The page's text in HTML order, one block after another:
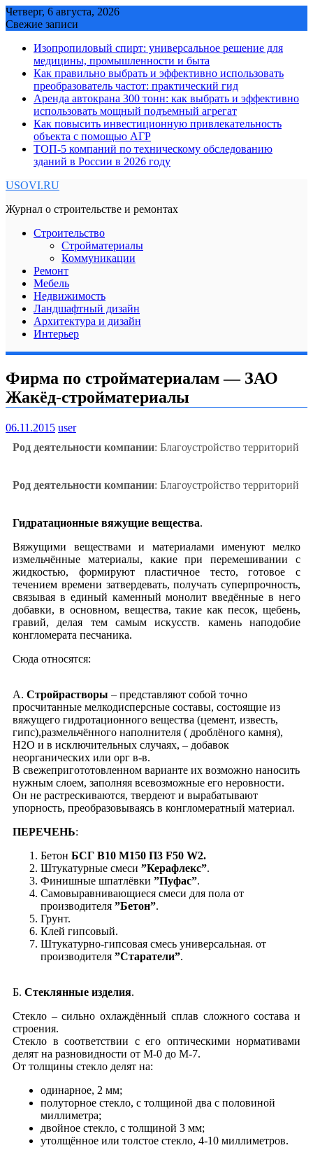
Skip
to
Четверг, 6 августа, 2026
Свежие записи
Изопропиловый спирт: универсальное решение для
медицины, промышленности и быта
Как правильно выбрать и эффективно использовать
преобразователь частот: практический гид
Аренда автокрана 300 тонн: как выбрать и эффективно
использовать мощный подъемный агрегат
Как повысить инвестиционную привлекательность
объекта с помощью АГР
ТОП-5 компаний по техническому обследованию
зданий в России в 2026 году
USOVI.RU
Журнал о строительстве и ремонтах
Строительство
Стройматериалы
Коммуникации
Ремонт
Мебель
Недвижимость
Ландшафтный дизайн
Архитектура и дизайн
Интерьер
Фирма по стройматериалам — ЗАО
Жакёд-стройматериалы
06.11.2015 user
Род деятельности компании: Благоустройство территорий
Род деятельности компании: Благоустройство территорий
Гидратационные вяжущие вещества.
Вяжущими веществами и материалами именуют мелко
измельчённые материалы, какие при перемешивании с
жидкостью, формируют пластичное тесто, готовое с
течением времени затвердевать, получать суперпрочность,
связывая в единый каменный монолит введённые в него
добавки, в основном, вещества, такие как песок, щебень,
гравий, делая тем самым искусств. камень наподобие
конгломерата песчаника.
Cюда относятся:
А. Стройрастворы – представляют собой точно
просчитанные мелкодисперсные составы, состоящие из
вяжущего гидротационного вещества (цемент, известь,
гипс),размельчённого наполнителя ( дроблёного камня),
Н2О и в исключительных случаях, – добавок
неорганических или орг в-в.
В свежепригототовленном варианте их возможно наносить
нужным слоем, заполняя всевозможные его неровности.
Он не растрескиваются, твердеют и вырабатывают
упорность, преобразовываясь в конгломератный материал.
ПЕРЕЧЕНЬ:
Бетон БСГ B10 M150 П3 F50 W2.
Штукатурные смеси ”Керафлекс”.
Финишные шпатлёвки ”Пуфас”.
Самовыравнивающиеся смеси для пола от
производителя ”Бетон”.
Грунт.
Клей гипсовый.
Штукатурно-гипсовая смесь универсальная. от
производителя ”Старатели”.
Б. Стеклянные изделия.
Cтекло – сильно охлаждённый сплав сложного состава и
строения.
Стекло в соответствии с его оптическими нормативами
делят на разновидности от М-0 до М-7.
От толщины стекло делят на:
одинарное, 2 мм;
полуторное стекло, с толщиной два с половиной
миллиметра;
двойное стекло, с толщиной 3 мм;
утолщённое или толстое стекло, 4-10 миллиметров.